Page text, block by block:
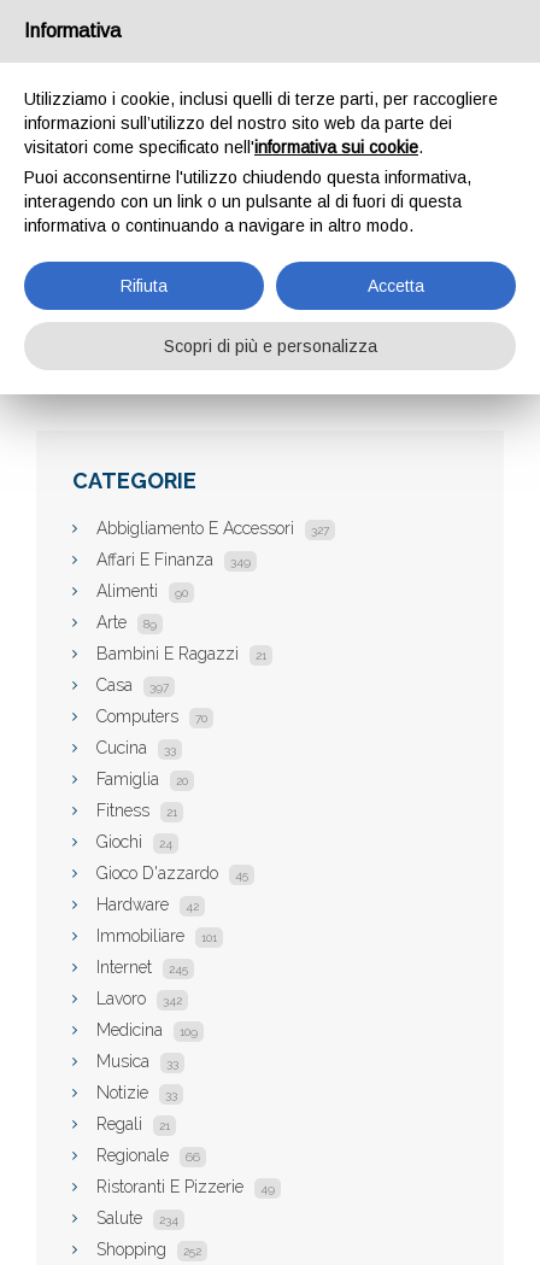
ARMADI-RACK.IT
Aziende Armadi-rack.it
CATEGORIE
Abbigliamento E Accessori 327
Affari E Finanza 349
Alimenti 90
Arte 89
Bambini E Ragazzi 21
Casa 397
Computers 70
Cucina 33
Famiglia 20
Fitness 21
Giochi 24
Gioco D'azzardo 45
Hardware 42
Immobiliare 101
Internet 245
Lavoro 342
Medicina 109
Musica 33
Notizie 33
Regali 21
Regionale 66
Ristoranti E Pizzerie 49
Salute 234
Shopping 252
Informativa
Utilizziamo i cookie, inclusi quelli di terze parti, per raccogliere
informazioni sull’utilizzo del nostro sito web da parte dei
visitatori come specificato nell'informativa sui cookie.
Puoi acconsentirne l'utilizzo chiudendo questa informativa,
interagendo con un link o un pulsante al di fuori di questa
informativa o continuando a navigare in altro modo.
Rifiuta Accetta
Scopri di più e personalizza